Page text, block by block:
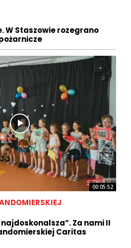
W Staszowie rozegrano
00:05:52
Za nami II
Caritas